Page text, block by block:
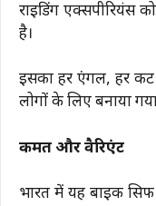
राइडिंग एक्सपीरियंस
है।
इसका हर एंगल, हर
लोगों के लिए बनाया
कीमत और वैरिएंट
भारत में यह बाइक